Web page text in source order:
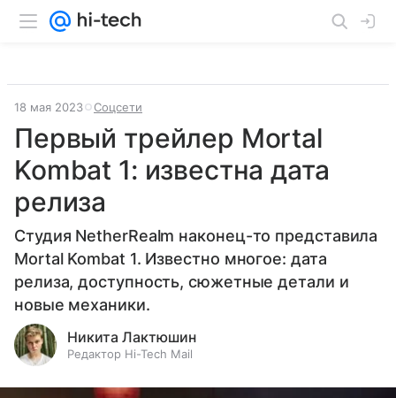
18 мая 2023 Соцсети
Первый трейлер Mortal
Kombat 1: известна дата
релиза
Студия NetherRealm наконец-то представила
Mortal Kombat 1. Известно многое: дата
релиза, доступность, сюжетные детали и
новые механики.
Никита Лактюшин
Редактор Hi-Tech Mail